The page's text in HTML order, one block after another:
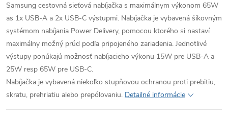
Samsung cestovná sieťová nabíjačka s maximálnym výkonom 65W
as 1x USB-A a 2x USB-C výstupmi. Nabíjačka je vybavená šikovným
systémom nabíjania Power Delivery, pomocou ktorého si nastaví
maximálny možný prúd podľa pripojeného zariadenia. Jednotlivé
výstupy ponúkajú možnosť nabíjacieho výkonu 15W pre USB-A a
25W resp 65W pre USB-C.
Nabíjačka je vybavená niekoľko stupňovou ochranou proti prebitiu,
skratu, prehriatiu alebo prepólovaniu. Detailné informácie